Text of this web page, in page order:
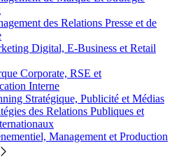
des Relations Presse et de
Digital, E-Business et Retail
Corporate, RSE et
Interne
Stratégique, Publicité et Médias
des Relations Publiques et
Management et Production